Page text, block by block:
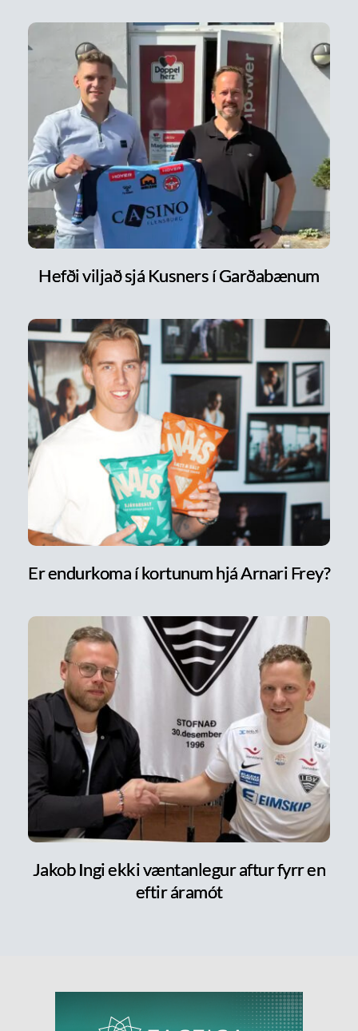
Hefði viljað sjá Kusners í Garðabænum
Er endurkoma í kortunum hjá Arnari Frey?
Jakob Ingi ekki væntanlegur aftur fyrr en
eftir áramót